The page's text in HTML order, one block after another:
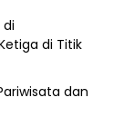
di Titik
dan